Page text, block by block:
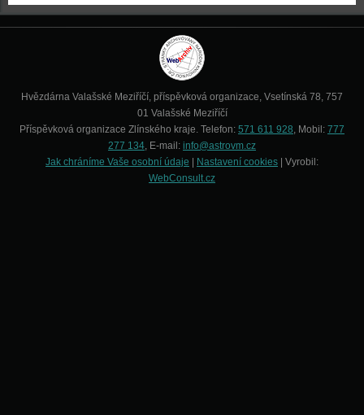
Hvězdárna Valašské Meziříčí, příspěvková organizace, Vsetínská 78, 757
01 Valašské Meziříčí
Příspěvková organizace Zlínského kraje. Telefon: 571 611 928, Mobil: 777
277 134, E-mail: info@astrovm.cz
Jak chráníme Vaše osobní údaje
Nastavení cookies | Vyrobil:
WebConsult.cz